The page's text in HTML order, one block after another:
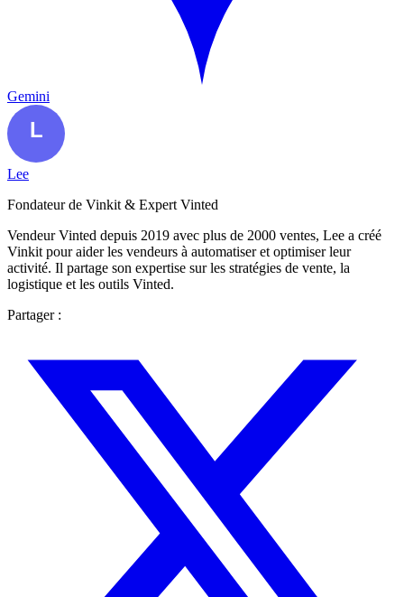
Gemini
Lee
Fondateur de Vinkit & Expert Vinted
Vendeur Vinted depuis 2019 avec plus de 2000 ventes, Lee a créé
Vinkit pour aider les vendeurs à automatiser et optimiser leur
activité. Il partage son expertise sur les stratégies de vente, la
logistique et les outils Vinted.
Partager :